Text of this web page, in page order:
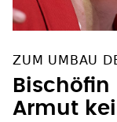
ZUM UMBAU
Armut